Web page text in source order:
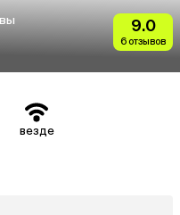
9.0
6 отзывов
везде